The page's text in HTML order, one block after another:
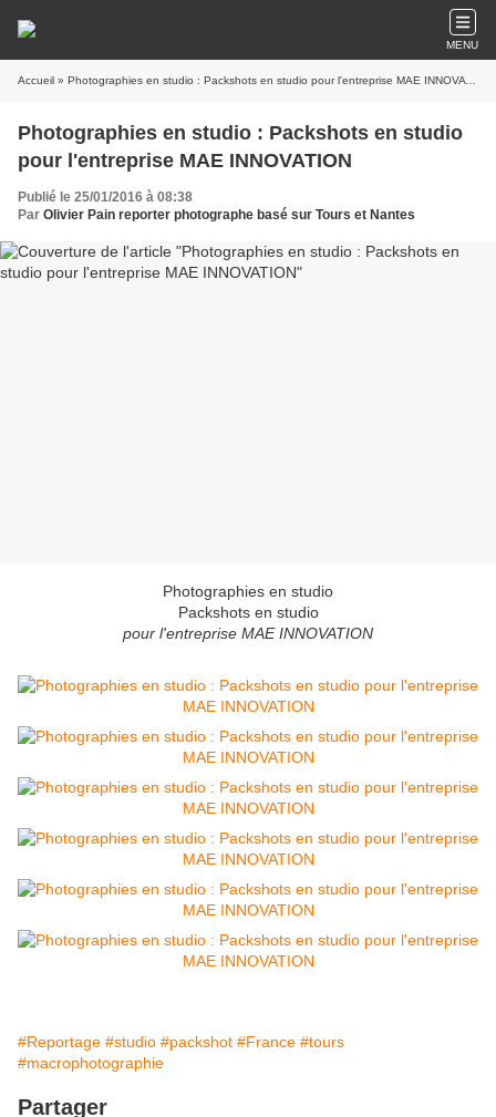
MENU
Accueil » Photographies en studio : Packshots en studio pour l'entreprise MAE INNOVATION
Photographies en studio : Packshots en studio
pour l'entreprise MAE INNOVATION
Publié le 25/01/2016 à 08:38
Par Olivier Pain reporter photographe basé sur Tours et Nantes
Photographies en studio
Packshots en studio
pour l'entreprise MAE INNOVATION
#Reportage #studio #packshot #France #tours
#macrophotographie
Partager